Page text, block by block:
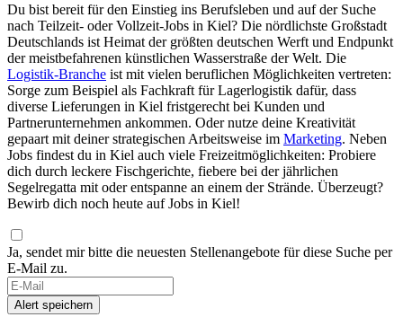
Du bist bereit für den Einstieg ins Berufsleben und auf der Suche
nach Teilzeit- oder Vollzeit-Jobs in Kiel? Die nördlichste Großstadt
Deutschlands ist Heimat der größten deutschen Werft und Endpunkt
der meistbefahrenen künstlichen Wasserstraße der Welt. Die
Logistik-Branche ist mit vielen beruflichen Möglichkeiten vertreten:
Sorge zum Beispiel als Fachkraft für Lagerlogistik dafür, dass
diverse Lieferungen in Kiel fristgerecht bei Kunden und
Partnerunternehmen ankommen. Oder nutze deine Kreativität
gepaart mit deiner strategischen Arbeitsweise im Marketing. Neben
Jobs findest du in Kiel auch viele Freizeitmöglichkeiten: Probiere
dich durch leckere Fischgerichte, fiebere bei der jährlichen
Segelregatta mit oder entspanne an einem der Strände. Überzeugt?
Bewirb dich noch heute auf Jobs in Kiel!
Ja, sendet mir bitte die neuesten Stellenangebote für diese Suche per
E-Mail zu.
Alert speichern